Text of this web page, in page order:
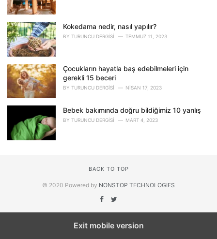
Kokedama nedir, nasıl yapılır?
BY TURUNCU DERGISI TEMMUZ 11, 2023
Çocukların hayatla baş edebilmeleri için
gerekli 15 beceri
BY TURUNCU DERGISI NISAN 17, 2023
Bebek bakımında doğru bildiğimiz 10 yanlış
BY TURUNCU DERGISI MART 4, 2023
BACK TO TOP
© 2020 Powered by NONSTOP TECHNOLOGIES
Exit mobile version